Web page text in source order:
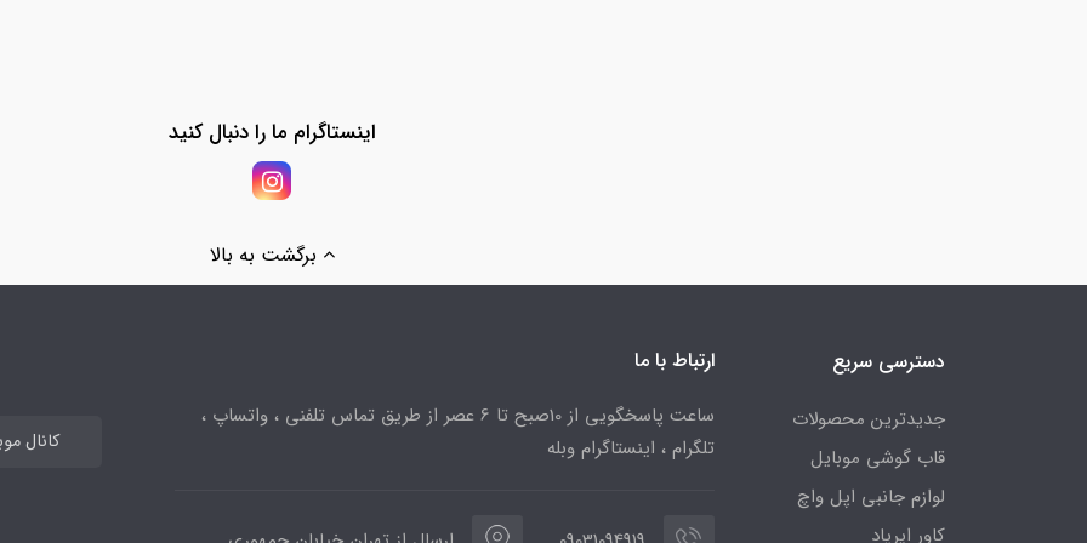
اینستاگرام ما را دنبال کنید
برگشت به بالا
دسترسی سریع
جدیدترین محصولات
قاب گوشی موبایل
لوازم جانبی اپل واچ
کاور ایرپاد
ارتباط با ما
ساعت پاسخگویی از 10صبح تا 6 عصر از طریق تماس تلفنی ، واتساپ ،
تلگرام ، اینستاگرام وبله
کانال